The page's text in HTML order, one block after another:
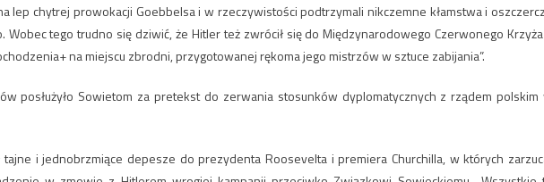
lep chytrej prowokacji Goebbelsa i w rzeczywistości podtrzymali nikczemne kłamstwa i
Wobec tego trudno się dziwić, że Hitler też zwrócił się do Międzynarodowego Czerwonego
na miejscu zbrodni, przygotowanej rękoma jego mistrzów w sztuce zabijania”.
posłużyło Sowietom za pretekst do zerwania stosunków dyplomatycznych z rządem polskim
i jednobrzmiące depesze do prezydenta Roosevelta i premiera Churchilla, w których